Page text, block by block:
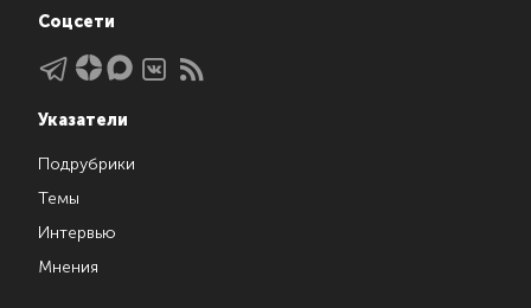
Соцсети
Указатели
Подрубрики
Темы
Интервью
Мнения